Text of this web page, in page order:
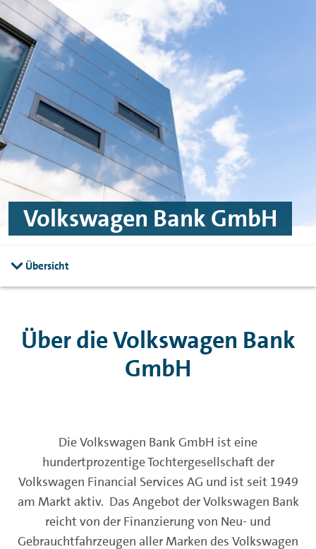
Skip to main content
Skip to footer
Volkswagen Bank GmbH
Übersicht
Über die Volkswagen Bank
GmbH
Die Volkswagen Bank GmbH ist eine
hundertprozentige Tochtergesellschaft der
Volkswagen Financial Services AG und ist seit 1949
am Markt aktiv. Das Angebot der Volkswagen Bank
reicht von der Finanzierung von Neu- und
Gebrauchtfahrzeugen aller Marken des Volkswagen